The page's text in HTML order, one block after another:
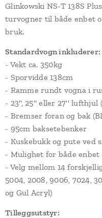
Glinkowski NS-T 138S
turvogner til både enbet
bruk.
Standardvogn inkluderer:
- Vekt ca. 350kg
- Sporvidde 138cm
- Ramme rundt vogna i
- 23'', 25'' eller 27'' lufthjul
- Bremser foran og bak
- 95cm baksetebenker
- Kuskebukk og pute ved
- Mulighet for både enbet
- Velg mellom 14
5004, 2008, 9006, 7024,
og Gul Acryl)
Tilleggsutstyr: